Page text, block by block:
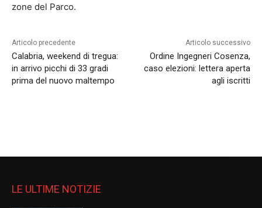
zone del Parco.
Articolo precedente
Calabria, weekend di tregua:
in arrivo picchi di 33 gradi
prima del nuovo maltempo
Articolo successivo
Ordine Ingegneri Cosenza,
caso elezioni: lettera aperta
agli iscritti
LE ULTIME NOTIZIE